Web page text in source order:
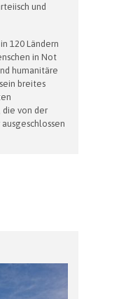
und
120 Ländern
in Not
humanitäre
breites
die von der